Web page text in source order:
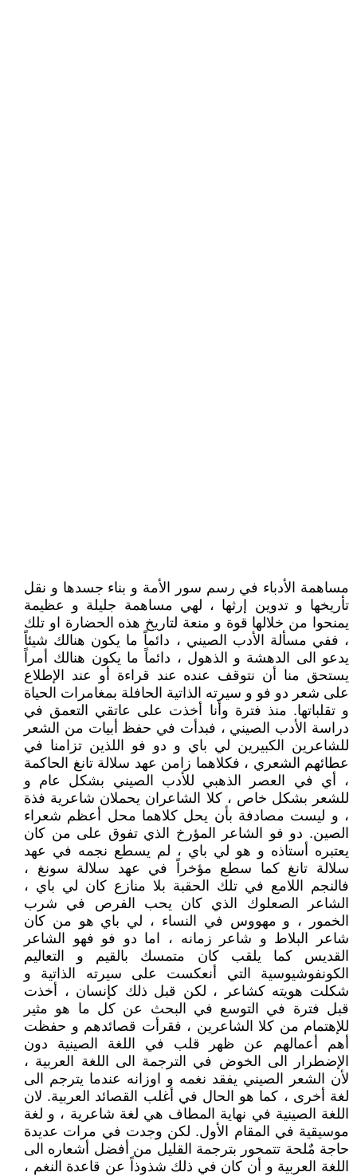
مساهمة الأدباء في رسم سور الأمة و بناء جسدها و نقل
تأريخها و تدوين إرثها ، لهي مساهمة جليلة و عظيمة
يمنحوا من خلالها قوة و منعة لتاريخ هذه الحضارة او تلك
، ففي مسألة الأدب الصيني ، دائماً ما يكون هنالك شيئاً
يدعو الى الدهشة و الذهول ، دائماً ما يكون هنالك أمراً
يستحق منا أن نتوقف عنده عند قراءة أو عند الإطلاع
على شعر دو فو و سيرته الذاتية الحافلة بمغامرات الحياة
و تقلباتها. منذ فترة وأنا أخذت على عاتقي التعمق في
دراسة الأدب الصيني ، فبدأت في حفظ أبيات من الشعر
للشاعرين الكبيرين لي باي و دو فو اللذين تزامنا في
عطائهم الشعري ، فكلاهما زامن عهد سلالة تانغ الحاكمة
، أي في العصر الذهبي للأدب الصيني بشكل عام و
للشعر بشكل خاص ، كلا الشاعران يحملان شاعرية فذة
، و ليست مصادفة بأن يحل كلاهما محل أعظم شعراء
الصين. دو فو الشاعر المؤرخ الذي تفوق على من كان
يعتبره أستاذه و هو لي باي ، لم يسطع نجمه في عهد
سلالة تانغ كما سطع مؤخراً في عهد سلالة سونغ ،
فالنجم اللامع في تلك الحقبة بلا منازع كان لي باي ،
الشاعر الصعلوك الذي كان يحب الفرص في شرب
الخمور ، و مهووس في النساء ، لي باي هو من كان
شاعر البلاط و شاعر زمانه ، اما دو فو فهو الشاعر
القديس كما يلقب كان متمسك بالقيم و التعاليم
الكونفوشيوسية التي أنعكست على سيرته الذاتية و
شكلت هويته كشاعر ، لكن قبل ذلك كإنسان ، أخذت
قبل فترة في التوسع في البحث عن كل ما هو مثير
للإهتمام من كلا الشاعرين ، فقرأت قصائدهم و حفظت
أهم أعمالهم عن ظهر قلب في اللغة الصينية دون
الإضطرار الى الخوض في الترجمة الى اللغة العربية ،
لأن الشعر الصيني يفقد نغمه و اوزانه عندما يترجم الى
لغة أخرى ، كما هو الحال في أغلب القصائد العربية. لان
اللغة الصينية في نهاية المطاف هي لغة شاعرية ، و لغة
موسيقية في المقام الأول. لكن وجدت في مرات عديدة
حاجة مٌلحة تتمحور بترجمة القليل من أفضل أشعاره الى
اللغة العربية و أن كان في ذلك شذوذاً عن قاعدة النغم ،